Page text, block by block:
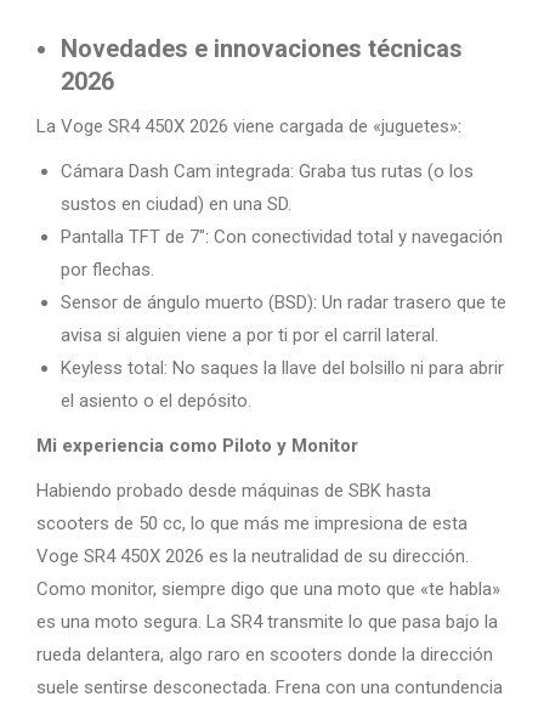
Novedades e innovaciones técnicas
2026
La Voge SR4 450X 2026 viene cargada de «juguetes»:
Cámara Dash Cam integrada: Graba tus rutas (o los
sustos en ciudad) en una SD.
Pantalla TFT de 7″: Con conectividad total y navegación
por flechas.
Sensor de ángulo muerto (BSD): Un radar trasero que te
avisa si alguien viene a por ti por el carril lateral.
Keyless total: No saques la llave del bolsillo ni para abrir
el asiento o el depósito.
Mi experiencia como Piloto y Monitor
Habiendo probado desde máquinas de SBK hasta
scooters de 50 cc, lo que más me impresiona de esta
Voge SR4 450X 2026 es la neutralidad de su dirección.
Como monitor, siempre digo que una moto que «te habla»
es una moto segura. La SR4 transmite lo que pasa bajo la
rueda delantera, algo raro en scooters donde la dirección
suele sentirse desconectada. Frena con una contundencia